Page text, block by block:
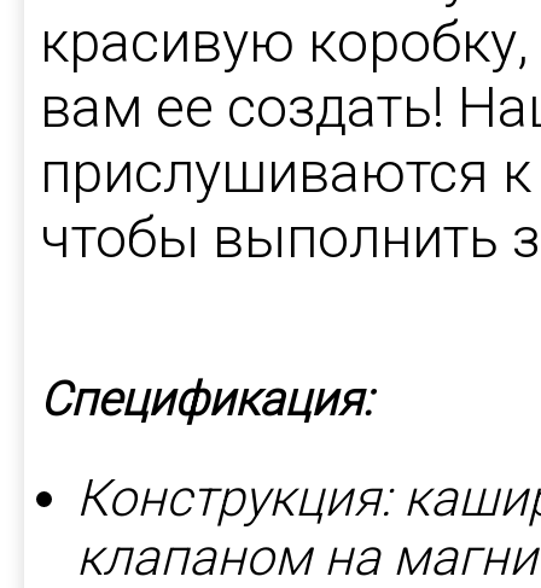
красивую
вам ее создать!
прислушиваются
чтобы выполнить
Спецификация:
Конструкция:
клапаном на